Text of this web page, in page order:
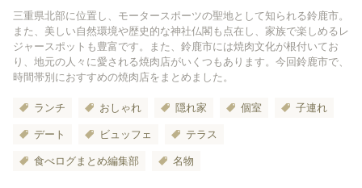
三重県北部に位置し、モータースポーツの聖地として知られる鈴鹿市。
また、美しい自然環境や歴史的な神社仏閣も点在し、家族で楽しめるレ
ジャースポットも豊富です。また、鈴鹿市には焼肉文化が根付いてお
り、地元の人々に愛される焼肉店がいくつもあります。今回鈴鹿市で、
時間帯別におすすめの焼肉店をまとめました。
ランチ おしゃれ 隠れ家 個室 子連れ
デート ビュッフェ テラス
食べログまとめ編集部 名物